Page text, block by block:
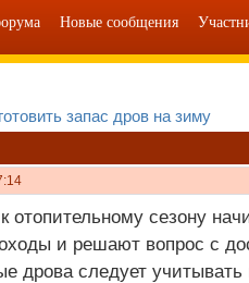
Новые сообщения
запас дров на зиму
отопительному сезону
и решают вопрос с
дрова следует